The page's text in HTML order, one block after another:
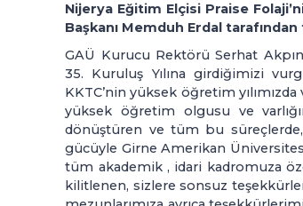
Nijerya Eğitim Elçisi Praise
Başkanı Memduh Erdal
GAÜ Kurucu Rektörü Serhat
35. Kuruluş Yılına girdiğimizi
KKTC’nin yüksek öğretim
yüksek öğretim olgusu ve
dönüştüren ve tüm bu
gücüyle Girne Amerikan
tüm akademik , idari kadromuza
kilitlenen, sizlere sonsuz